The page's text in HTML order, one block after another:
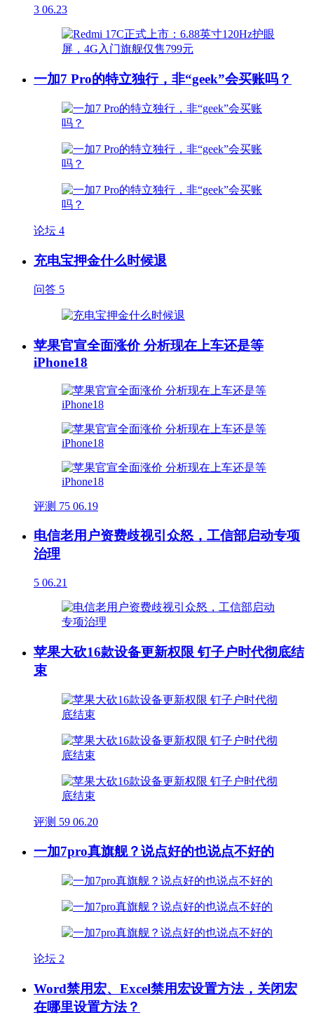
3 06.23
一加7 Pro的特立独行，非“geek”会买账吗？
论坛 4
充电宝押金什么时候退
问答 5
苹果官宣全面涨价 分析现在上车还是等
iPhone18
评测 75 06.19
电信老用户资费歧视引众怒，工信部启动专项
治理
5 06.21
苹果大砍16款设备更新权限 钉子户时代彻底结
束
评测 59 06.20
一加7pro真旗舰？说点好的也说点不好的
论坛 2
Word禁用宏、Excel禁用宏设置方法，关闭宏
在哪里设置方法？